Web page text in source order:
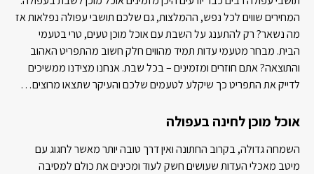
המחירים שווים לכל נפש, ההמלצות, גם שלכם תושבי עפולה נפלאות אז
מה נשאר? רק להתענג על השבת עם אוכל מוכן טעים, טרי בטעמי
הבית. מבחר מטעמי עדות תמיד מהווים חלק חשוב מהתפריט האהוב
והתוצאה? אתם חוזרים ומזמינים – בכל שבת. אנחנו מצידנו ממשיכים
לדייק את התפריט כך שיקלע לטעמים שלכם והעיקר שתצאו מרוצים…
אוכל מוכן לחינה בעפולה
השמחה גדולה, בקרוב החתונה ואין דרך טובה יותר מאשר לחגוג עם
מיטב מאכלי העדות שעושים חשק לעוד ומכינים את כולם למסיבה